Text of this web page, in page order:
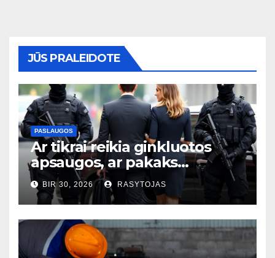
JŪS PRALEIDOTE
PASLAUGOS
Ar tikrai reikia ginkluotos
apsaugos, ar pakaks
išmaniųjų kamerų?
BIR 30, 2026 RASYTOJAS